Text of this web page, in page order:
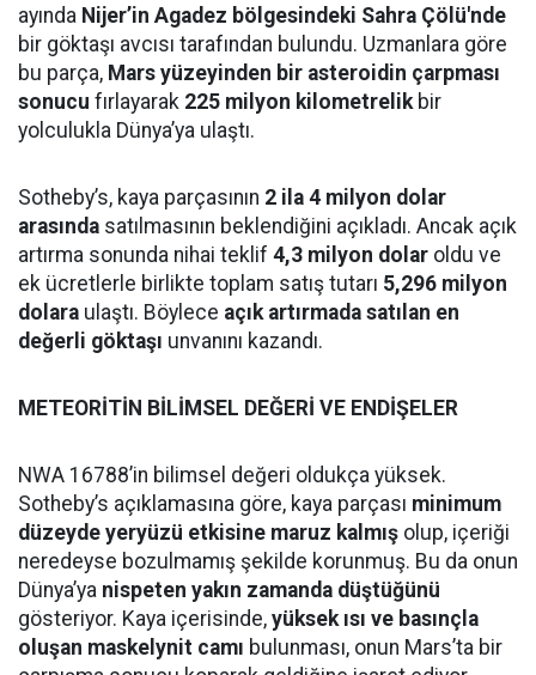
ayında Nijer’in Agadez bölgesindeki Sahra Çölü'nde
bir göktaşı avcısı tarafından bulundu. Uzmanlara göre
bu parça, Mars yüzeyinden bir asteroidin çarpması
sonucu fırlayarak 225 milyon kilometrelikbir
yolculukla Dünya’ya ulaştı.
Sotheby’s, kaya parçasının 2 ila 4 milyon dolar
arasında satılmasının beklendiğini açıkladı. Ancak açık
artırma sonunda nihai teklif 4,3 milyon dolar oldu ve
ek ücretlerle birlikte toplam satış tutarı 5,296 milyon
dolara ulaştı. Böylece açık artırmada satılan en
değerli göktaşı unvanını kazandı.
METEORİTİN BİLİMSEL DEĞERİ VE ENDİŞELER
NWA 16788’in bilimsel değeri oldukça yüksek.
Sotheby’s açıklamasına göre, kaya parçası minimum
düzeyde yeryüzü etkisine maruz kalmış olup, içeriği
neredeyse bozulmamış şekilde korunmuş. Bu da onun
Dünya’ya nispeten yakın zamanda düştüğünü
gösteriyor. Kaya içerisinde, yüksek ısı ve basınçla
oluşan maskelynit camı bulunması, onun Mars’ta bir